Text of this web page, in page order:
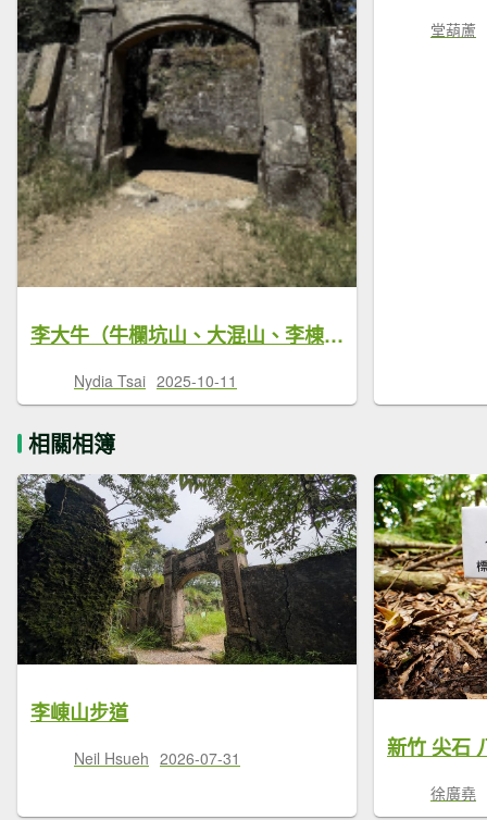
李大牛（牛欄坑山、大混山、李棟山）縱走
Nydia Tsai 2025-10-11
堂葫蘆
相關相簿
李崠山步道
Neil Hsueh 2026-07-31
徐廣堯